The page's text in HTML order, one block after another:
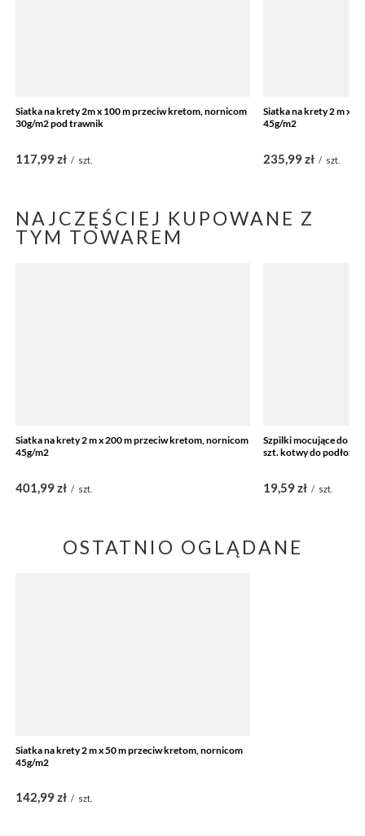
Siatka na krety 2m x 100 m przeciw kretom, nornicom
30g/m2 pod trawnik
117,99 zł / szt.
Siatka na krety 2 m x
45g/m2
235,99 zł / szt.
NAJCZĘŚCIEJ KUPOWANE Z
TYM TOWAREM
Siatka na krety 2 m x 200 m przeciw kretom, nornicom
45g/m2
401,99 zł / szt.
Szpilki mocujące do
szt. kotwy do podłoża
19,59 zł / szt.
OSTATNIO OGLĄDANE
Siatka na krety 2 m x 50 m przeciw kretom, nornicom
45g/m2
142,99 zł / szt.